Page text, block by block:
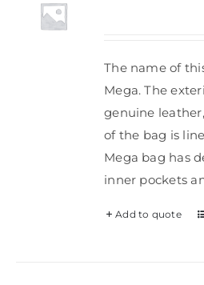
The name of
Mega. The
genuine
of the bag is
Mega bag has
inner pockets
Add to quote